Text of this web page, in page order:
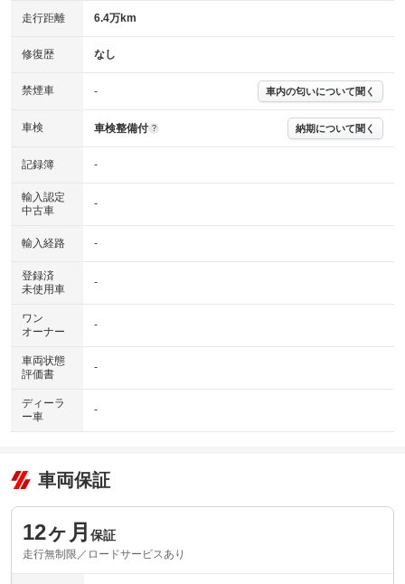
走行距離 6.4万km
修復歴 なし
禁煙車 - 車内の匂いについて聞く
車検 車検整備付 ? 納期について聞く
記録簿 -
輸入認定
中古車
-
輸入経路 -
登録済
未使用車
-
ワン
オーナー
-
車両状態
評価書
-
ディーラ
ー車
-
車両保証
12ヶ月 保証
走行無制限／ロードサービスあり